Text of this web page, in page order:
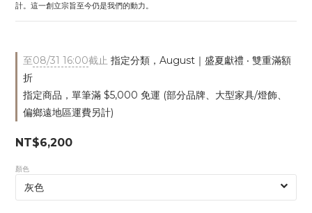
計。這一創立宗旨至今仍是我們的動力。
至08/31 16:00截止 指定分類，August｜盛夏獻禮 ‧ 雙重滿額
折
指定商品，單筆滿 $5,000 免運 (部分品牌、大型家具/燈飾、
偏鄉遠地區運費另計)
NT$6,200
顏色